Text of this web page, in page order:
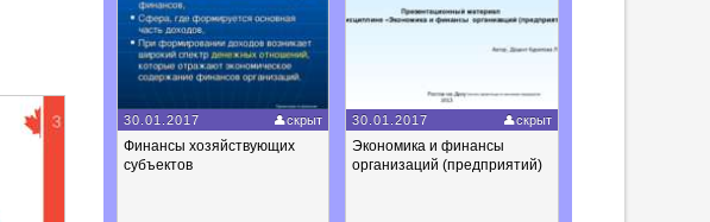
30.01.2017 скрыт
Финансы хозяйствующих
субъектов
30.01.2017 скрыт
Экономика и финансы
организаций (предприятий)